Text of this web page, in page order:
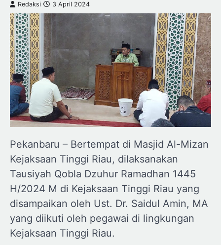
Redaksi 3 April 2024
Pekanbaru – Bertempat di Masjid Al-Mizan
Kejaksaan Tinggi Riau, dilaksanakan
Tausiyah Qobla Dzuhur Ramadhan 1445
H/2024 M di Kejaksaan Tinggi Riau yang
disampaikan oleh Ust. Dr. Saidul Amin, MA
yang diikuti oleh pegawai di lingkungan
Kejaksaan Tinggi Riau.